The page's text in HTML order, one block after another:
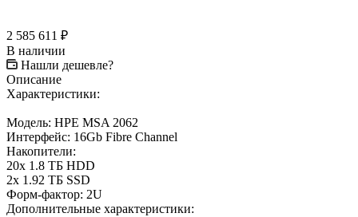
2 585 611 ₽
В наличии
Нашли дешевле?
Описание
Характеристики:
Модель: HPE MSA 2062
Интерфейс: 16Gb Fibre Channel
Накопители:
20x 1.8 ТБ HDD
2x 1.92 ТБ SSD
Форм-фактор: 2U
Дополнительные характеристики: